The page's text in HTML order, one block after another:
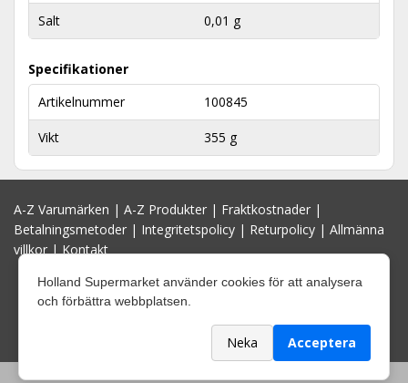
Salt 0,01 g
Specifikationer
Artikelnummer
100845
Vikt 355 g
A-Z Varumärken | A-Z Produkter | Fraktkostnader |
Betalningsmetoder | Integritetspolicy | Returpolicy | Allmänna
villkor|Kontakt
Holland Supermarket använder cookies för att analysera
och förbättra webbplatsen.
Neka Acceptera